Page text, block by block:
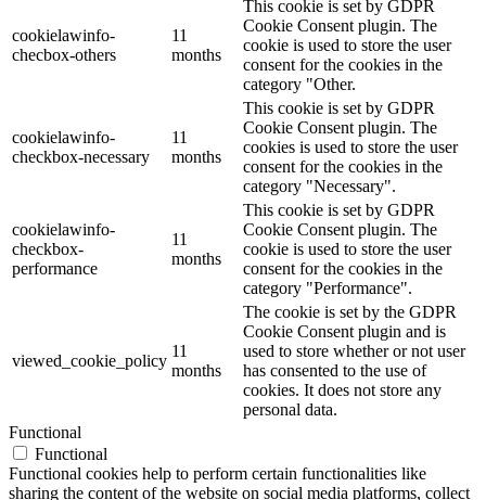
cookielawinfo-
checbox-others
11
months
This cookie is set by GDPR
Cookie Consent plugin. The
cookie is used to store the user
consent for the cookies in the
category "Other.
cookielawinfo-
checkbox-necessary
11
months
This cookie is set by GDPR
Cookie Consent plugin. The
cookies is used to store the user
consent for the cookies in the
category "Necessary".
cookielawinfo-
checkbox-
performance
11
months
This cookie is set by GDPR
Cookie Consent plugin. The
cookie is used to store the user
consent for the cookies in the
category "Performance".
viewed_cookie_policy
11
months
The cookie is set by the GDPR
Cookie Consent plugin and is
used to store whether or not user
has consented to the use of
cookies. It does not store any
personal data.
Functional
Functional
Functional cookies help to perform certain functionalities like
sharing the content of the website on social media platforms, collect